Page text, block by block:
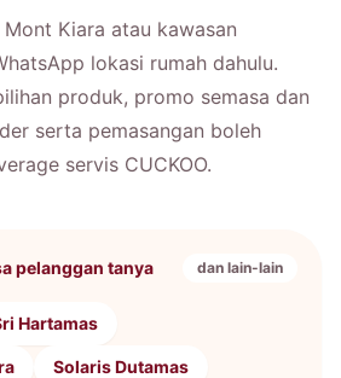
Kiara atau kawasan
lokasi rumah dahulu.
produk, promo semasa dan
serta pemasangan boleh
servis CUCKOO.
pelanggan tanya dan lain-lain
Hartamas
Solaris Dutamas